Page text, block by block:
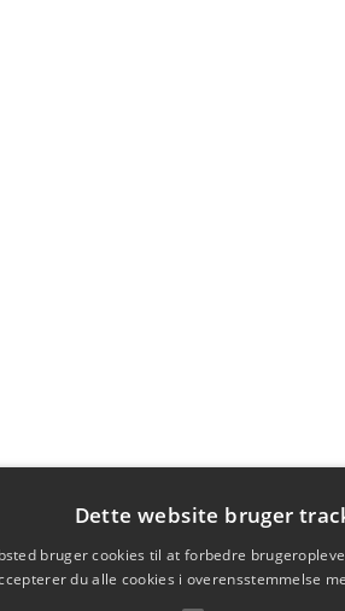
Dette website bruger
bruger cookies til at forbedre
du alle cookies i overensstemmelse